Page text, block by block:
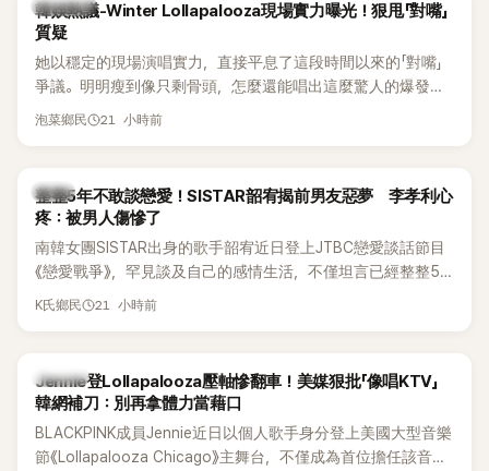
熱議討論
韓娛熱議-Winter Lollapalooza現場實力曝光！狠甩「對嘴」
質疑
她以穩定的現場演唱實力，直接平息了這段時間以來的「對嘴」
爭議。明明瘦到像只剩骨頭，怎麼還能唱出這麼驚人的爆發力
和音量？
泡菜鄉民 21 小時前
韓星
整整5年不敢談戀愛！SISTAR韶宥揭前男友惡夢 李孝利心
疼：被男人傷慘了
南韓女團SISTAR出身的歌手韶宥近日登上JTBC戀愛談話節目
《戀愛戰爭》，罕見談及自己的感情生活，不僅坦言已經整整5
年沒有談戀愛，更首度透露空窗至今的原因，全與上一段戀情
K氏鄉民 21 小時前
K-POP
Jennie登Lollapalooza壓軸慘翻車！美媒狠批「像唱KTV」
韓網補刀：別再拿體力當藉口
BLACKPINK成員Jennie近日以個人歌手身分登上美國大型音樂
節《Lollapalooza Chicago》主舞台，不僅成為首位擔任該音樂